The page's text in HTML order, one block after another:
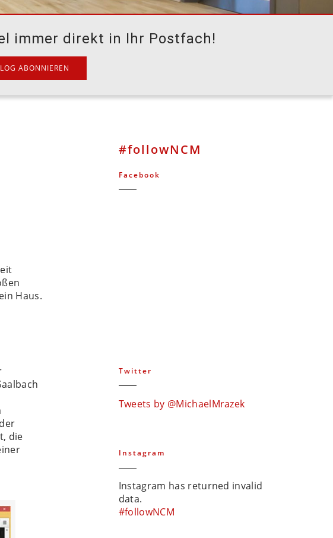
immer direkt in Ihr Postfach!
Haus.
die
#followNCM
Facebook
Twitter
Tweets by @MichaelMrazek
Instagram
Instagram has returned invalid
data.
#followNCM